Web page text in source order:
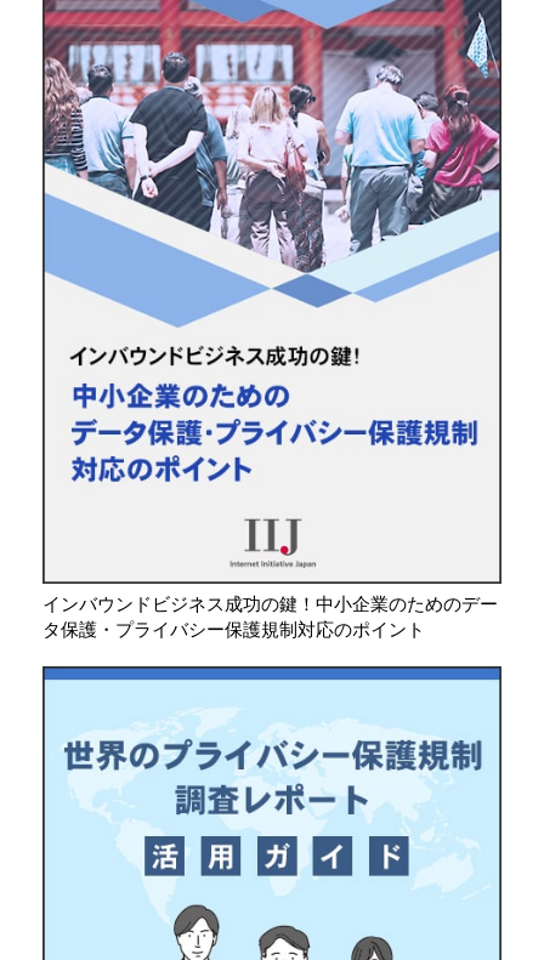
インバウンドビジネス成功の鍵！中小企業のためのデー
タ保護・プライバシー保護規制対応のポイント